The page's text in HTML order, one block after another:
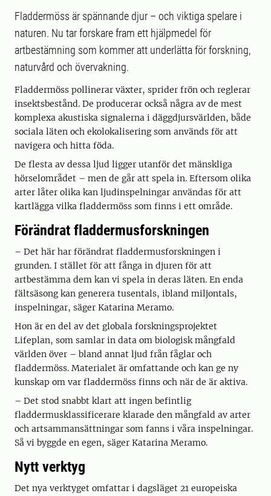
Fladdermöss är spännande djur – och viktiga spelare i
naturen. Nu tar forskare fram ett hjälpmedel för
artbestämning som kommer att underlätta för forskning,
naturvård och övervakning.
Fladdermöss pollinerar växter, sprider frön och reglerar
insektsbestånd. De producerar också några av de mest
komplexa akustiska signalerna i däggdjursvärlden, både
sociala läten och ekolokalisering som används för att
navigera och hitta föda.
De flesta av dessa ljud ligger utanför det mänskliga
hörselområdet – men de går att spela in. Eftersom olika
arter låter olika kan ljudinspelningar användas för att
kartlägga vilka fladdermöss som finns i ett område.
Förändrat fladdermusforskningen
– Det här har förändrat fladdermusforskningen i
grunden. I stället för att fånga in djuren för att
artbestämma dem kan vi spela in deras läten. En enda
fältsäsong kan generera tusentals, ibland miljontals,
inspelningar, säger Katarina Meramo.
Hon är en del av det globala forskningsprojektet
Lifeplan, som samlar in data om biologisk mångfald
världen över – bland annat ljud från fåglar och
fladdermöss. Materialet är omfattande och kan ge ny
kunskap om var fladdermöss finns och när de är aktiva.
– Det stod snabbt klart att ingen befintlig
fladdermusklassificerare klarade den mångfald av arter
och artsammansättningar som fanns i våra inspelningar.
Så vi byggde en egen, säger Katarina Meramo.
Nytt verktyg
Det nya verktyget omfattar i dagsläget 21 europeiska